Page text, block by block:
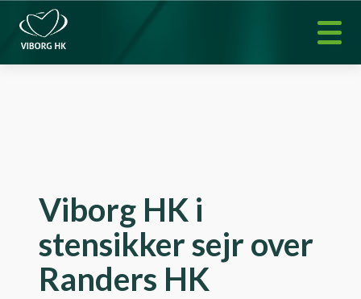
Viborg HK i
stensikker sejr over
Randers HK